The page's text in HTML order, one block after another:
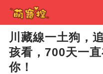
川藏線一土狗，
孩看，700天一
你！